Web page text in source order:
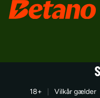
18+ Vilkår gælder